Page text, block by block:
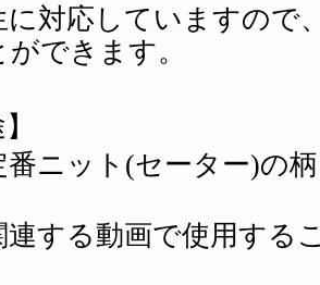
に対応していますので
できます。
番ニット(セーター)の
連する動画で使用する